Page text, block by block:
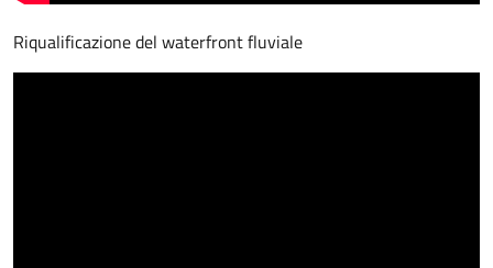
Riqualificazione del waterfront fluviale